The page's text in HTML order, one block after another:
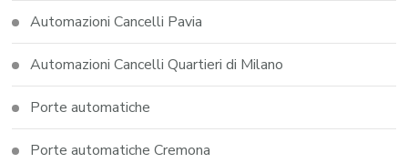
Automazioni Cancelli Pavia
Automazioni Cancelli Quartieri di Milano
Porte automatiche
Porte automatiche Cremona